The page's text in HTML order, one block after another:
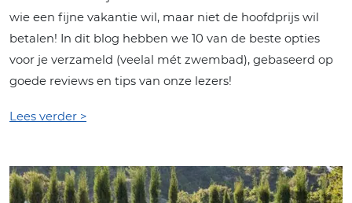
wie een fijne vakantie wil, maar niet de hoofdprijs wil
betalen! In dit blog hebben we 10 van de beste opties
voor je verzameld (veelal mét zwembad), gebaseerd op
goede reviews en tips van onze lezers!
Lees verder >